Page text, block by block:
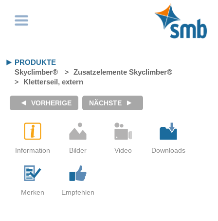
PRODUKTE
Skyclimber®
Zusatzelemente Skyclimber®
Kletterseil, extern